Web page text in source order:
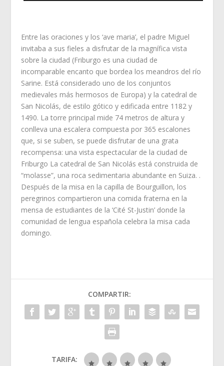
Entre las oraciones y los ‘ave maria’, el padre Miguel
invitaba a sus fieles a disfrutar de la magnífica vista
sobre la ciudad (Friburgo es una ciudad de
incomparable encanto que bordea los meandros del río
Sarine. Está considerado uno de los conjuntos
medievales más hermosos de Europa) y la catedral de
San Nicolás, de estilo gótico y edificada entre 1182 y
1490. La torre principal mide 74 metros de altura y
conlleva una escalera compuesta por 365 escalones
que, si se suben, se puede disfrutar de una grata
recompensa: una vista espectacular de la ciudad de
Friburgo La catedral de San Nicolás está construida de
“molasse”, una roca sedimentaria abundante en Suiza. .
Después de la misa en la capilla de Bourguillon, los
peregrinos compartieron una comida fraterna en la
mensa de estudiantes de la ‘Cité St-Justin’ donde la
comunidad de lengua española celebra la misa cada
domingo.
COMPARTIR:
TARIFA: